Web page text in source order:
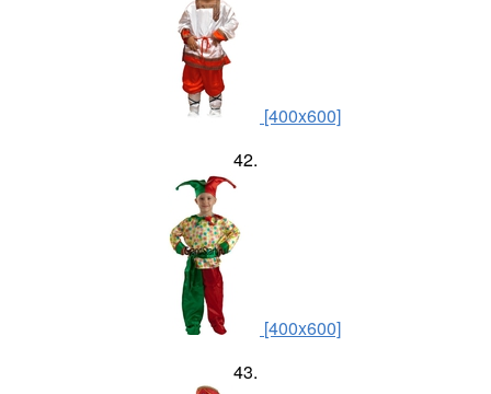
[400x600]
42.
[400x600]
43.